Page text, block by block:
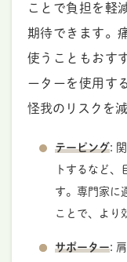
ことで負担を軽
期待できます。
使うこともおす
ーターを使用す
怪我のリスクを
テーピング:
トするなど、
す。専門家に
ことで、より
サポーター: